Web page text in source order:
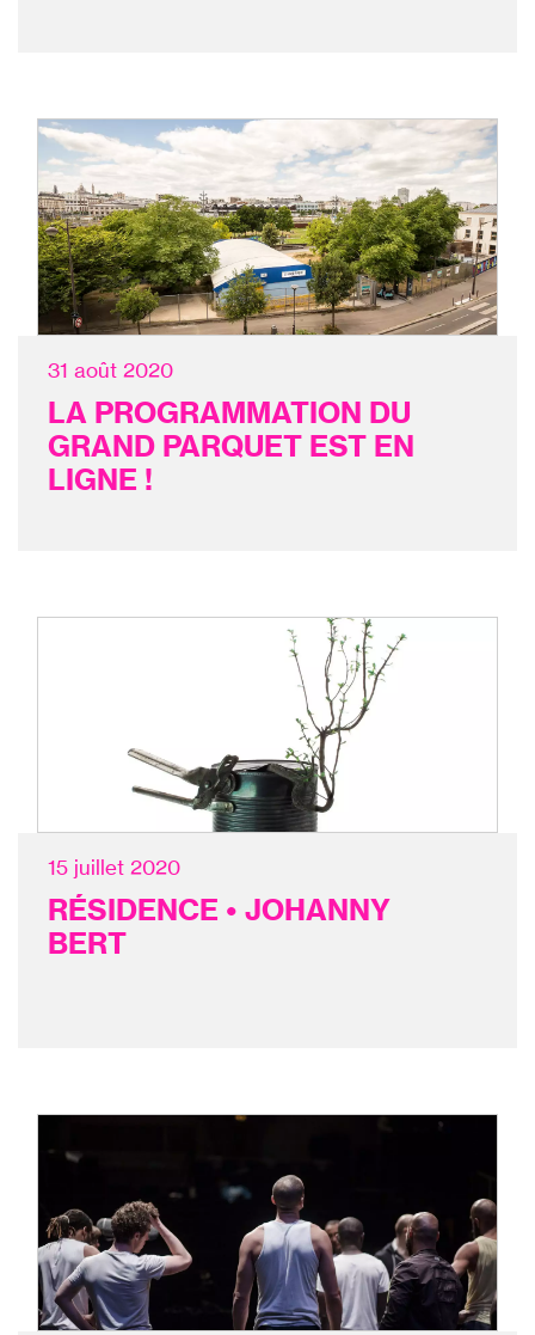
31 août 2020
LA PROGRAMMATION DU
GRAND PARQUET EST EN
LIGNE !
15 juillet 2020
RÉSIDENCE • JOHANNY
BERT